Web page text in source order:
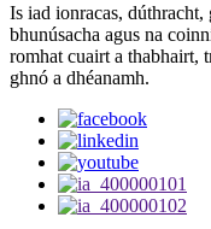
Is iad ionracas,
bhunúsacha agus na
romhat cuairt a thabhairt,
ghnó a dhéanamh.